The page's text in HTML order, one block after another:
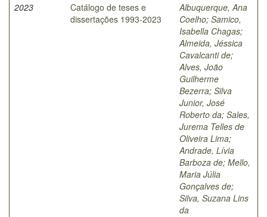
2023
Catálogo de teses e
dissertações 1993-2023
Albuquerque, Ana
Coelho; Samico,
Isabella Chagas;
Almeida, Jéssica
Cavalcanti de;
Alves, João
Guilherme
Bezerra; Silva
Junior, José
Roberto da; Sales,
Jurema Telles de
Oliveira Lima;
Andrade, Lívia
Barboza de; Mello,
Maria Júlia
Gonçalves de;
Silva, Suzana Lins
da